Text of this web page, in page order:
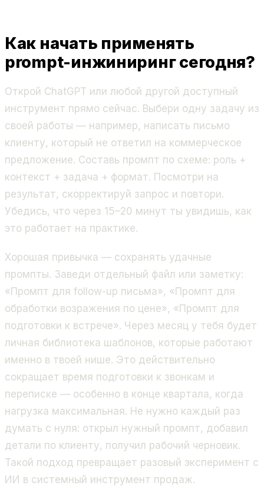
Как начать применять
prompt-инжиниринг сегодня?
Открой ChatGPT или любой другой доступный
инструмент прямо сейчас. Выбери одну задачу из
своей работы — например, написать письмо
клиенту, который не ответил на коммерческое
предложение. Составь промпт по схеме: роль +
контекст + задача + формат. Посмотри на
результат, скорректируй запрос и повтори.
Убедись, что через 15–20 минут ты увидишь, как
это работает на практике.
Хорошая привычка — сохранять удачные
промпты. Заведи отдельный файл или заметку:
«Промпт для follow-up письма», «Промпт для
обработки возражения по цене», «Промпт для
подготовки к встрече». Через месяц у тебя будет
личная библиотека шаблонов, которые работают
именно в твоей нише. Это действительно
сокращает время подготовки к звонкам и
переписке — особенно в конце квартала, когда
нагрузка максимальная. Не нужно каждый раз
думать с нуля: открыл нужный промпт, добавил
детали по клиенту, получил рабочий черновик.
Такой подход превращает разовый эксперимент с
ИИ в системный инструмент продаж.